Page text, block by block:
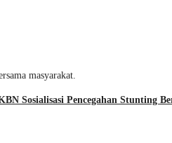
Sosialisasi Pencegahan Stunting